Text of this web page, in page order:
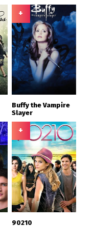
+
Buffy the Vampire
Slayer
+
90210